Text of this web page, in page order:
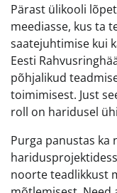
Pärast ülikooli
meediasse, kus ta
saatejuhtimise kui
Eesti
põhjalikud
toimimisest. Just
roll on haridusel
Purga panustas
noorte teadlikkust